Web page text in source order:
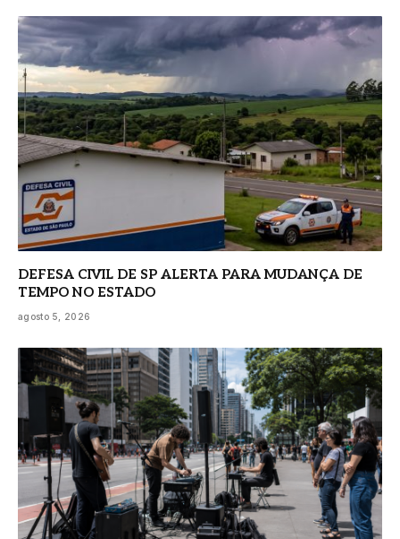
DEFESA CIVIL DE SP ALERTA PARA MUDANÇA DE
TEMPO NO ESTADO
agosto 5, 2026